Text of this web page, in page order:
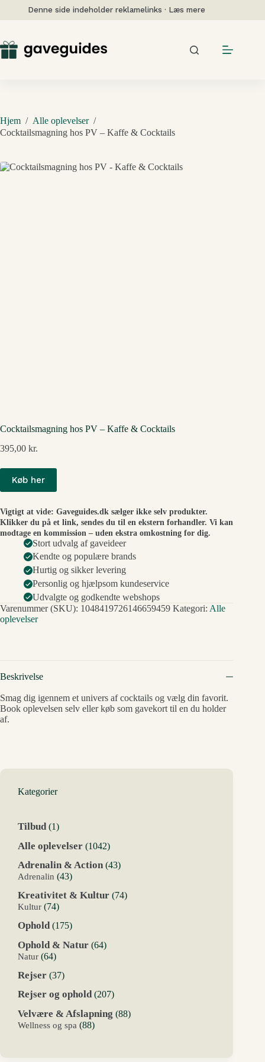
Denne side indeholder reklamelinks · Læs mere
Hjem / Alle oplevelser /
Cocktailsmagning hos PV – Kaffe & Cocktails
Cocktailsmagning hos PV – Kaffe & Cocktails
395,00 kr.
Køb her
Vigtigt at vide: Gaveguides.dk sælger ikke selv produkter.
Klikker du på et link, sendes du til en ekstern forhandler. Vi kan
modtage en kommission – uden ekstra omkostning for dig.
Stort udvalg af gaveideer
Kendte og populære brands
Hurtig og sikker levering
Personlig og hjælpsom kundeservice
Udvalgte og godkendte webshops
Varenummer (SKU): 1048419726146659459 Kategori: Alle
oplevelser
Beskrivelse
Smag dig igennem et univers af cocktails og vælg din favorit.
Book oplevelsen selv eller køb som gavekort til en du holder
af.
Kategorier
Tilbud 11
Alle oplevelser 10421042
Adrenalin & Action 4343
Adrenalin 4343
Kreativitet & Kultur 7474
Kultur 7474
Ophold 175175
Ophold & Natur 6464
Natur 6464
Rejser 3737
Rejser og ophold 207207
Velvære & Afslapning 8888
Wellness og spa 8888